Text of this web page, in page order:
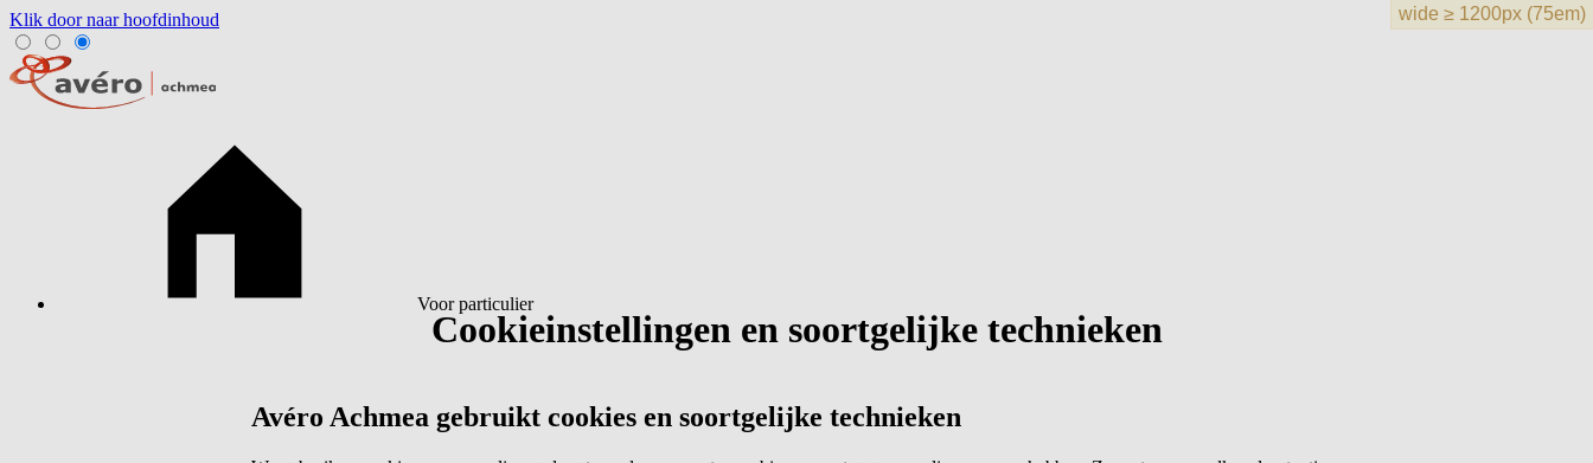
Klik door naar hoofdinhoud
Voor particulier
Cookieinstellingen en soortgelijke technieken
Avéro Achmea gebruikt cookies en soortgelijke technieken